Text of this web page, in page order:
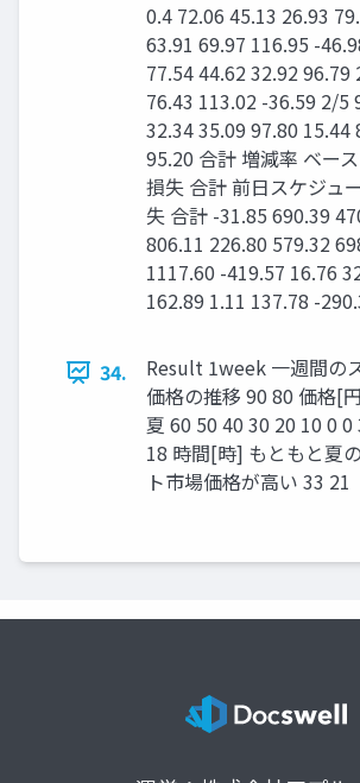
0.4 72.06 45.13 26.93
63.91 69.97 116.95 -
77.54 44.62 32.92 96.79
76.43 113.02 -36.59 2/5
32.34 35.09 97.80 15.44
95.20 合計 増減率 ベー
損失 合計 前日スケジュ
失 合計 -31.85 690.39
806.11 226.80 579.32
1117.60 -419.57 16.76
162.89 1.11 137.78 -
34.
Result 1week 一週間の
価格の推移 90 80 価格[
夏 60 50 40 30 20 10 0 0
18 時間[時] もともと夏
ト市場価格が高い 33 21